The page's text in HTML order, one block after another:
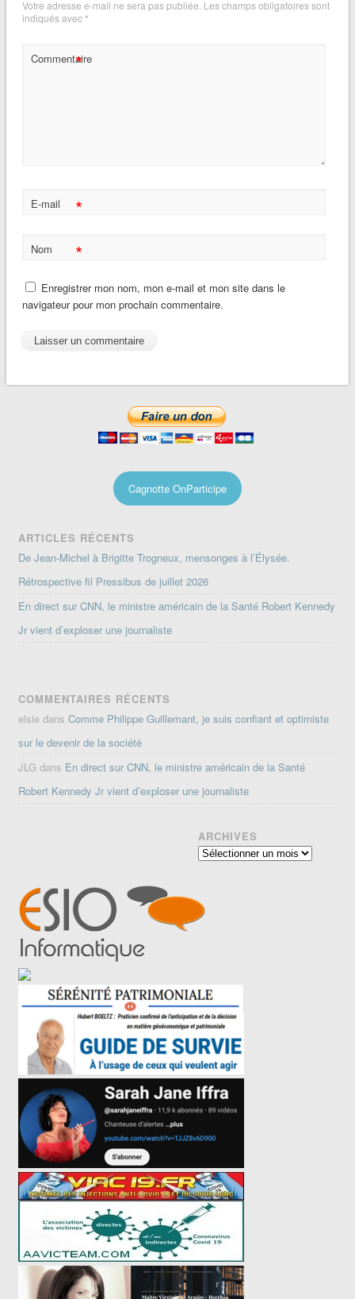
Votre adresse e-mail ne sera pas publiée. Les champs obligatoires sont
indiqués avec*
Commentaire
*
E-mail *
Nom *
Enregistrer mon nom, mon e-mail et mon site dans le
navigateur pour mon prochain commentaire.
Cagnotte OnParticipe
ARTICLES RÉCENTS
De Jean-Michel à Brigitte Trogneux, mensonges à l’Élysée.
Rétrospective fil Pressibus de juillet 2026
En direct sur CNN, le ministre américain de la Santé Robert Kennedy
Jr vient d’exploser une journaliste
COMMENTAIRES RÉCENTS
elsie dansComme Philippe Guillemant, je suis confiant et optimiste
sur le devenir de la société
JLG dans En direct sur CNN, le ministre américain de la Santé
Robert Kennedy Jr vient d’exploser une journaliste
ARCHIVES
Archives